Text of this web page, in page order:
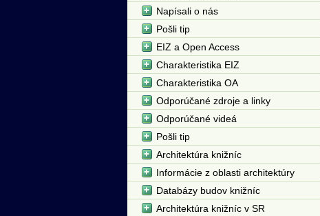
Napísali o nás
Pošli tip
EIZ a Open Access
Charakteristika EIZ
Charakteristika OA
Odporúčané zdroje a linky
Odporúčané videá
Pošli tip
Architektúra knižníc
Informácie z oblasti architektúry
Databázy budov knižníc
Architektúra knižníc v SR